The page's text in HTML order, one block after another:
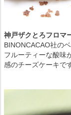
神戸ザクとろフロマ
BINONCACAO社の
フルーティーな酸味
感のチーズケーキで